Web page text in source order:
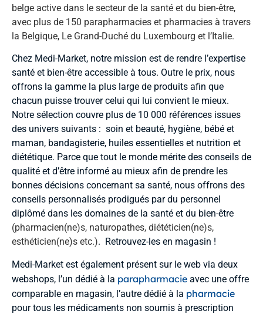
belge active dans le secteur de la santé et du bien-être,
avec plus de 150 parapharmacies et pharmacies à travers
la Belgique, Le Grand-Duché du Luxembourg et l’Italie.
Chez Medi-Market, notre mission est de rendre l’expertise
santé et bien-être accessible à tous. Outre le prix, nous
offrons la gamme la plus large de produits afin que
chacun puisse trouver celui qui lui convient le mieux.
Notre sélection couvre plus de 10 000 références issues
des univers suivants : soin et beauté, hygiène, bébé et
maman, bandagisterie, huiles essentielles et nutrition et
diététique. Parce que tout le monde mérite des conseils de
qualité et d’être informé au mieux afin de prendre les
bonnes décisions concernant sa santé, nous offrons des
conseils personnalisés prodigués par du personnel
diplômé dans les domaines de la santé et du bien-être
(pharmacien(ne)s, naturopathes, diététicien(ne)s,
esthéticien(ne)s etc.). Retrouvez-les en magasin !
Medi-Market est également présent sur le web via deux
webshops, l’un dédié à la parapharmacie avec une offre
comparable en magasin, l’autre dédié à la pharmacie
pour tous les médicaments non soumis à prescription